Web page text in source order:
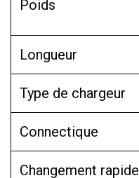
Poids
Longueur
Type de chargeur
Connectique
Changement rapide